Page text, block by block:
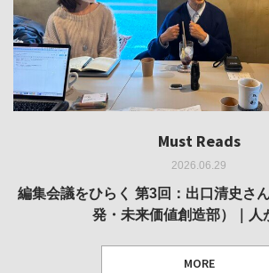
Must Reads
2026.06.29
編集会議をひらく 第3回：出口清史さ
発・未来価値創造部）｜
MORE
Must Reads
2026.05.14
REVIEW｜果たして美術家・梅津庸一
作家」となることができ
Must Reads
2026.03.11
REPORT｜博覧会の残
Must Reads
2026.02.25
REVIEW｜菊池聡太朗 個展「余
Must Reads
2025.10.01
REVIEW｜生の存在証明としての線——
展